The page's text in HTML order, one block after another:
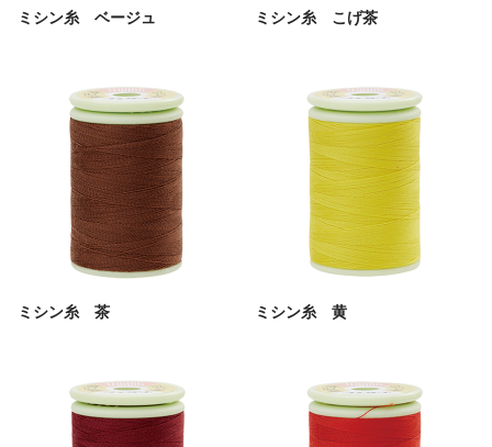
ミシン糸 ベージュ ミシン糸 こげ茶
ミシン糸 茶 ミシン糸 黄